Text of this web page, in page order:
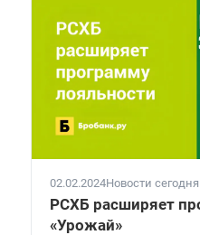
02.02.2024Новости сегодня
РСХБ расширяет
«Урожай»